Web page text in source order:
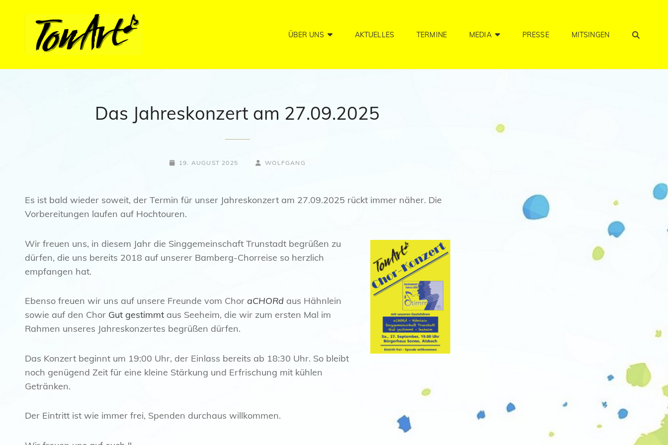
ÜBER UNS AKTUELLES TERMINE MEDIA PRESSE MITSINGEN
Das Jahreskonzert am 27.09.2025
POSTED-
19. AUGUST 2025
BY
BYLINE
WOLFGANG
Es ist bald wieder soweit, der Termin für unser Jahreskonzert am 27.09.2025 rückt immer näher. Die
Vorbereitungen laufen auf Hochtouren.
Wir freuen uns, in diesem Jahr die Singgemeinschaft Trunstadt begrüßen zu
dürfen, die uns bereits 2018 auf unserer Bamberg-Chorreise so herzlich
empfangen hat.
Ebenso freuen wir uns auf unsere Freunde vom Chor aCHORd aus Hähnlein
sowie auf den Chor Gut gestimmt aus Seeheim, die wir zum ersten Mal im
Rahmen unseres Jahreskonzertes begrüßen dürfen.
Das Konzert beginnt um 19:00 Uhr, der Einlass bereits ab 18:30 Uhr. So bleibt
noch genügend Zeit für eine kleine Stärkung und Erfrischung mit kühlen
Getränken.
Der Eintritt ist wie immer frei, Spenden durchaus willkommen.